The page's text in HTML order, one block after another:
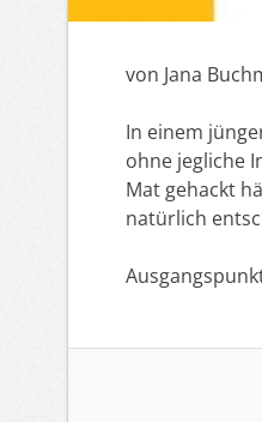
von Jana
In einem
ohne jegliche
Mat gehackt
natürlich